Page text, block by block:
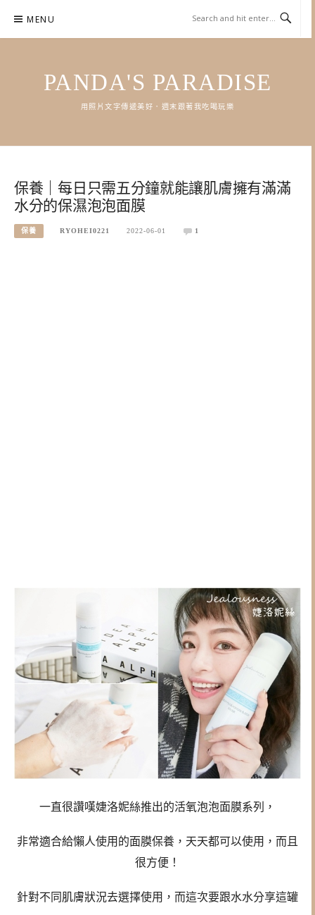
content
MENU
PANDA'S PARADISE
用照片文字傳遞美好．週末跟著我吃喝玩樂
保養｜每日只需五分鐘就能讓肌膚擁有滿滿
水分的保濕泡泡面膜
保養 RYOHEI0221 2022-06-01 1
一直很讚嘆婕洛妮絲推出的活氧泡泡面膜系列，
非常適合給懶人使用的面膜保養，天天都可以使用，而且
很方便！
針對不同肌膚狀況去選擇使用，而這次要跟水水分享這罐